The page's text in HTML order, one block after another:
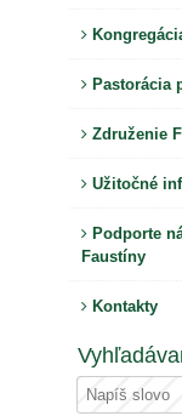
Pastorácia
Združenie
Užitočné
Podporte
Faustíny
Kontakty